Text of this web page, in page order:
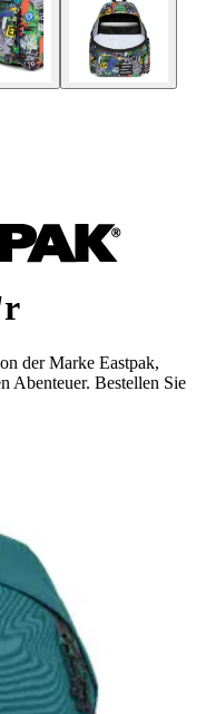
der Marke Eastpak,
Abenteuer. Bestellen Sie